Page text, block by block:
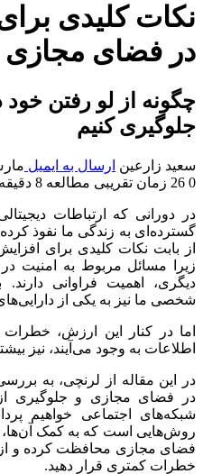
نکات کلیدی
در فضای مجازی
چگونه از لو رفتن
جلوگیری کنیم
سعید زارعین ارسال به ایمیل مارس
0
زمان تقریبی مطالعه 8 دقیقه
در دورانی که ارتباطات
گسترده‌ای به زندگی ما نفوذ
از بابت نکات کلیدی برای
زیرا مسائل مربوط به امنیت
دیگری، اهمیت فراوانی
شخصی ما نیز به یکی از
اما در کنار این ارزش، خطرات
اطلاعات به وجود می‌آیند، نیز
در این مقاله از لرنچی، به
در فضای مجازی و جلوگیری
شبکه‌های اجتماعی خواهیم
روش‌هایی است که به کمک آن‌ها،
فضای مجازی محافظت کرده و
خطرات کمتری قرار دهید.